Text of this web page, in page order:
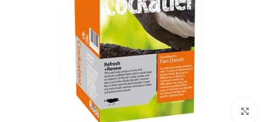
برای بزرگنمایی کلیک کنید